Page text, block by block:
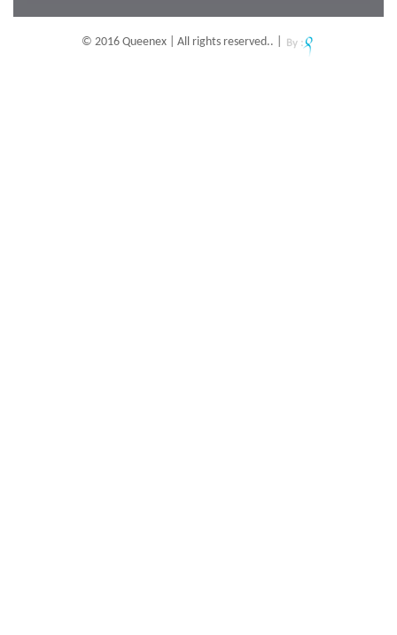
© 2016 Queenex | All rights reserved.. |